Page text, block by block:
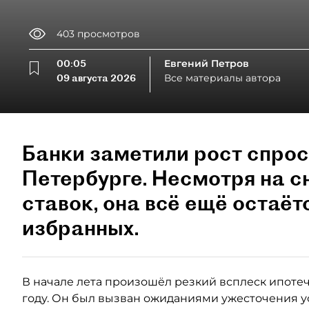
403 просмотров
00:05
09 августа 2026
Евгений Петров
Все материалы автора
Банки заметили рост
Петербурге. Несмотря на
ставок, она всё ещё
избранных.
В начале лета произошёл резкий всплеск
году. Он был вызван ожиданиями ужесточения